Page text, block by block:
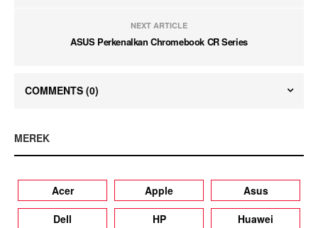
NEXT ARTICLE
ASUS Perkenalkan Chromebook CR Series
COMMENTS (0)
MEREK
Acer Apple
Asus
Dell
HP
Huawei